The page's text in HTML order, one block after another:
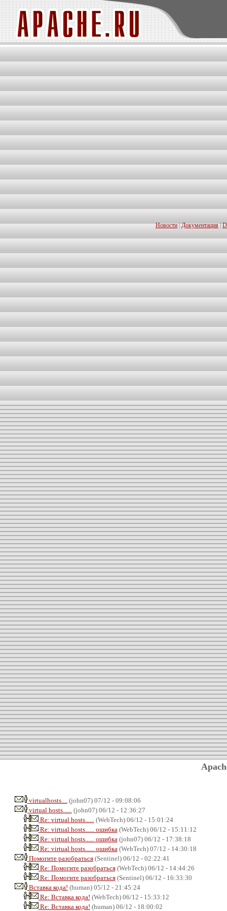
Новости|Документация|
virtualhosts....
(john07) 07/12 - 09:08:06
virtual hosts......
(john07) 06/12 - 12:36:27
Re: virtual hosts......
(WebTech) 06/12 - 15:01:24
Re: virtual hosts...... ошибка (WebTech) 06/12 - 15:11:12
Re: virtual hosts...... ошибка (john07) 06/12 - 17:38:18
Re: virtual hosts...... ошибка (WebTech) 07/12 - 14:30:18
Помогите разобраться(Sentinel) 06/12 - 02:22:41
Re: Помогите разобраться(WebTech) 06/12 - 14:44:26
Re: Помогите разобраться(Sentinel) 06/12 - 16:33:30
Вставка кода! (human) 05/12 - 21:45:24
Re: Вставка кода! (WebTech) 06/12 - 15:33:12
Re: Вставка кода! (human) 06/12 - 18:00:02